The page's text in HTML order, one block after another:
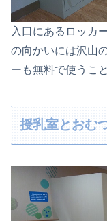
入口にあるロッカ
の向かいには沢山
ーも無料で使うこ
授乳室とおむ